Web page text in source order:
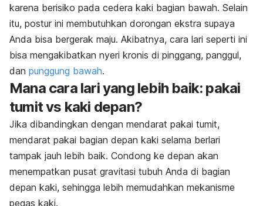
karena berisiko pada cedera kaki bagian bawah. Selain
itu, postur ini membutuhkan dorongan ekstra supaya
Anda bisa bergerak maju. Akibatnya, cara lari seperti ini
bisa mengakibatkan nyeri kronis di pinggang, panggul,
dan punggung bawah.
Mana cara lari yang lebih baik: pakai
tumit vs kaki depan?
Jika dibandingkan dengan mendarat pakai tumit,
mendarat pakai bagian depan kaki selama berlari
tampak jauh lebih baik. Condong ke depan akan
menempatkan pusat gravitasi tubuh Anda di bagian
depan kaki, sehingga lebih memudahkan mekanisme
pegas kaki.